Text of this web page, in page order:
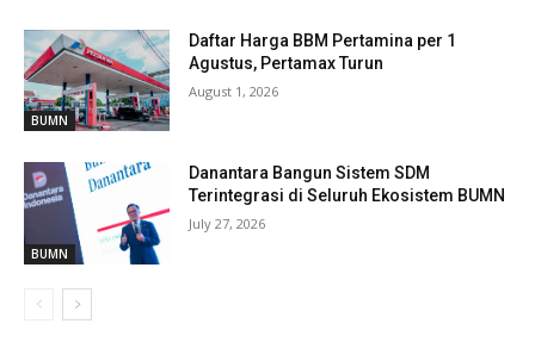
BUMN
Daftar Harga BBM Pertamina per 1
Agustus, Pertamax Turun
August 1, 2026
BUMN
Danantara Bangun Sistem SDM
Terintegrasi di Seluruh Ekosistem BUMN
July 27, 2026